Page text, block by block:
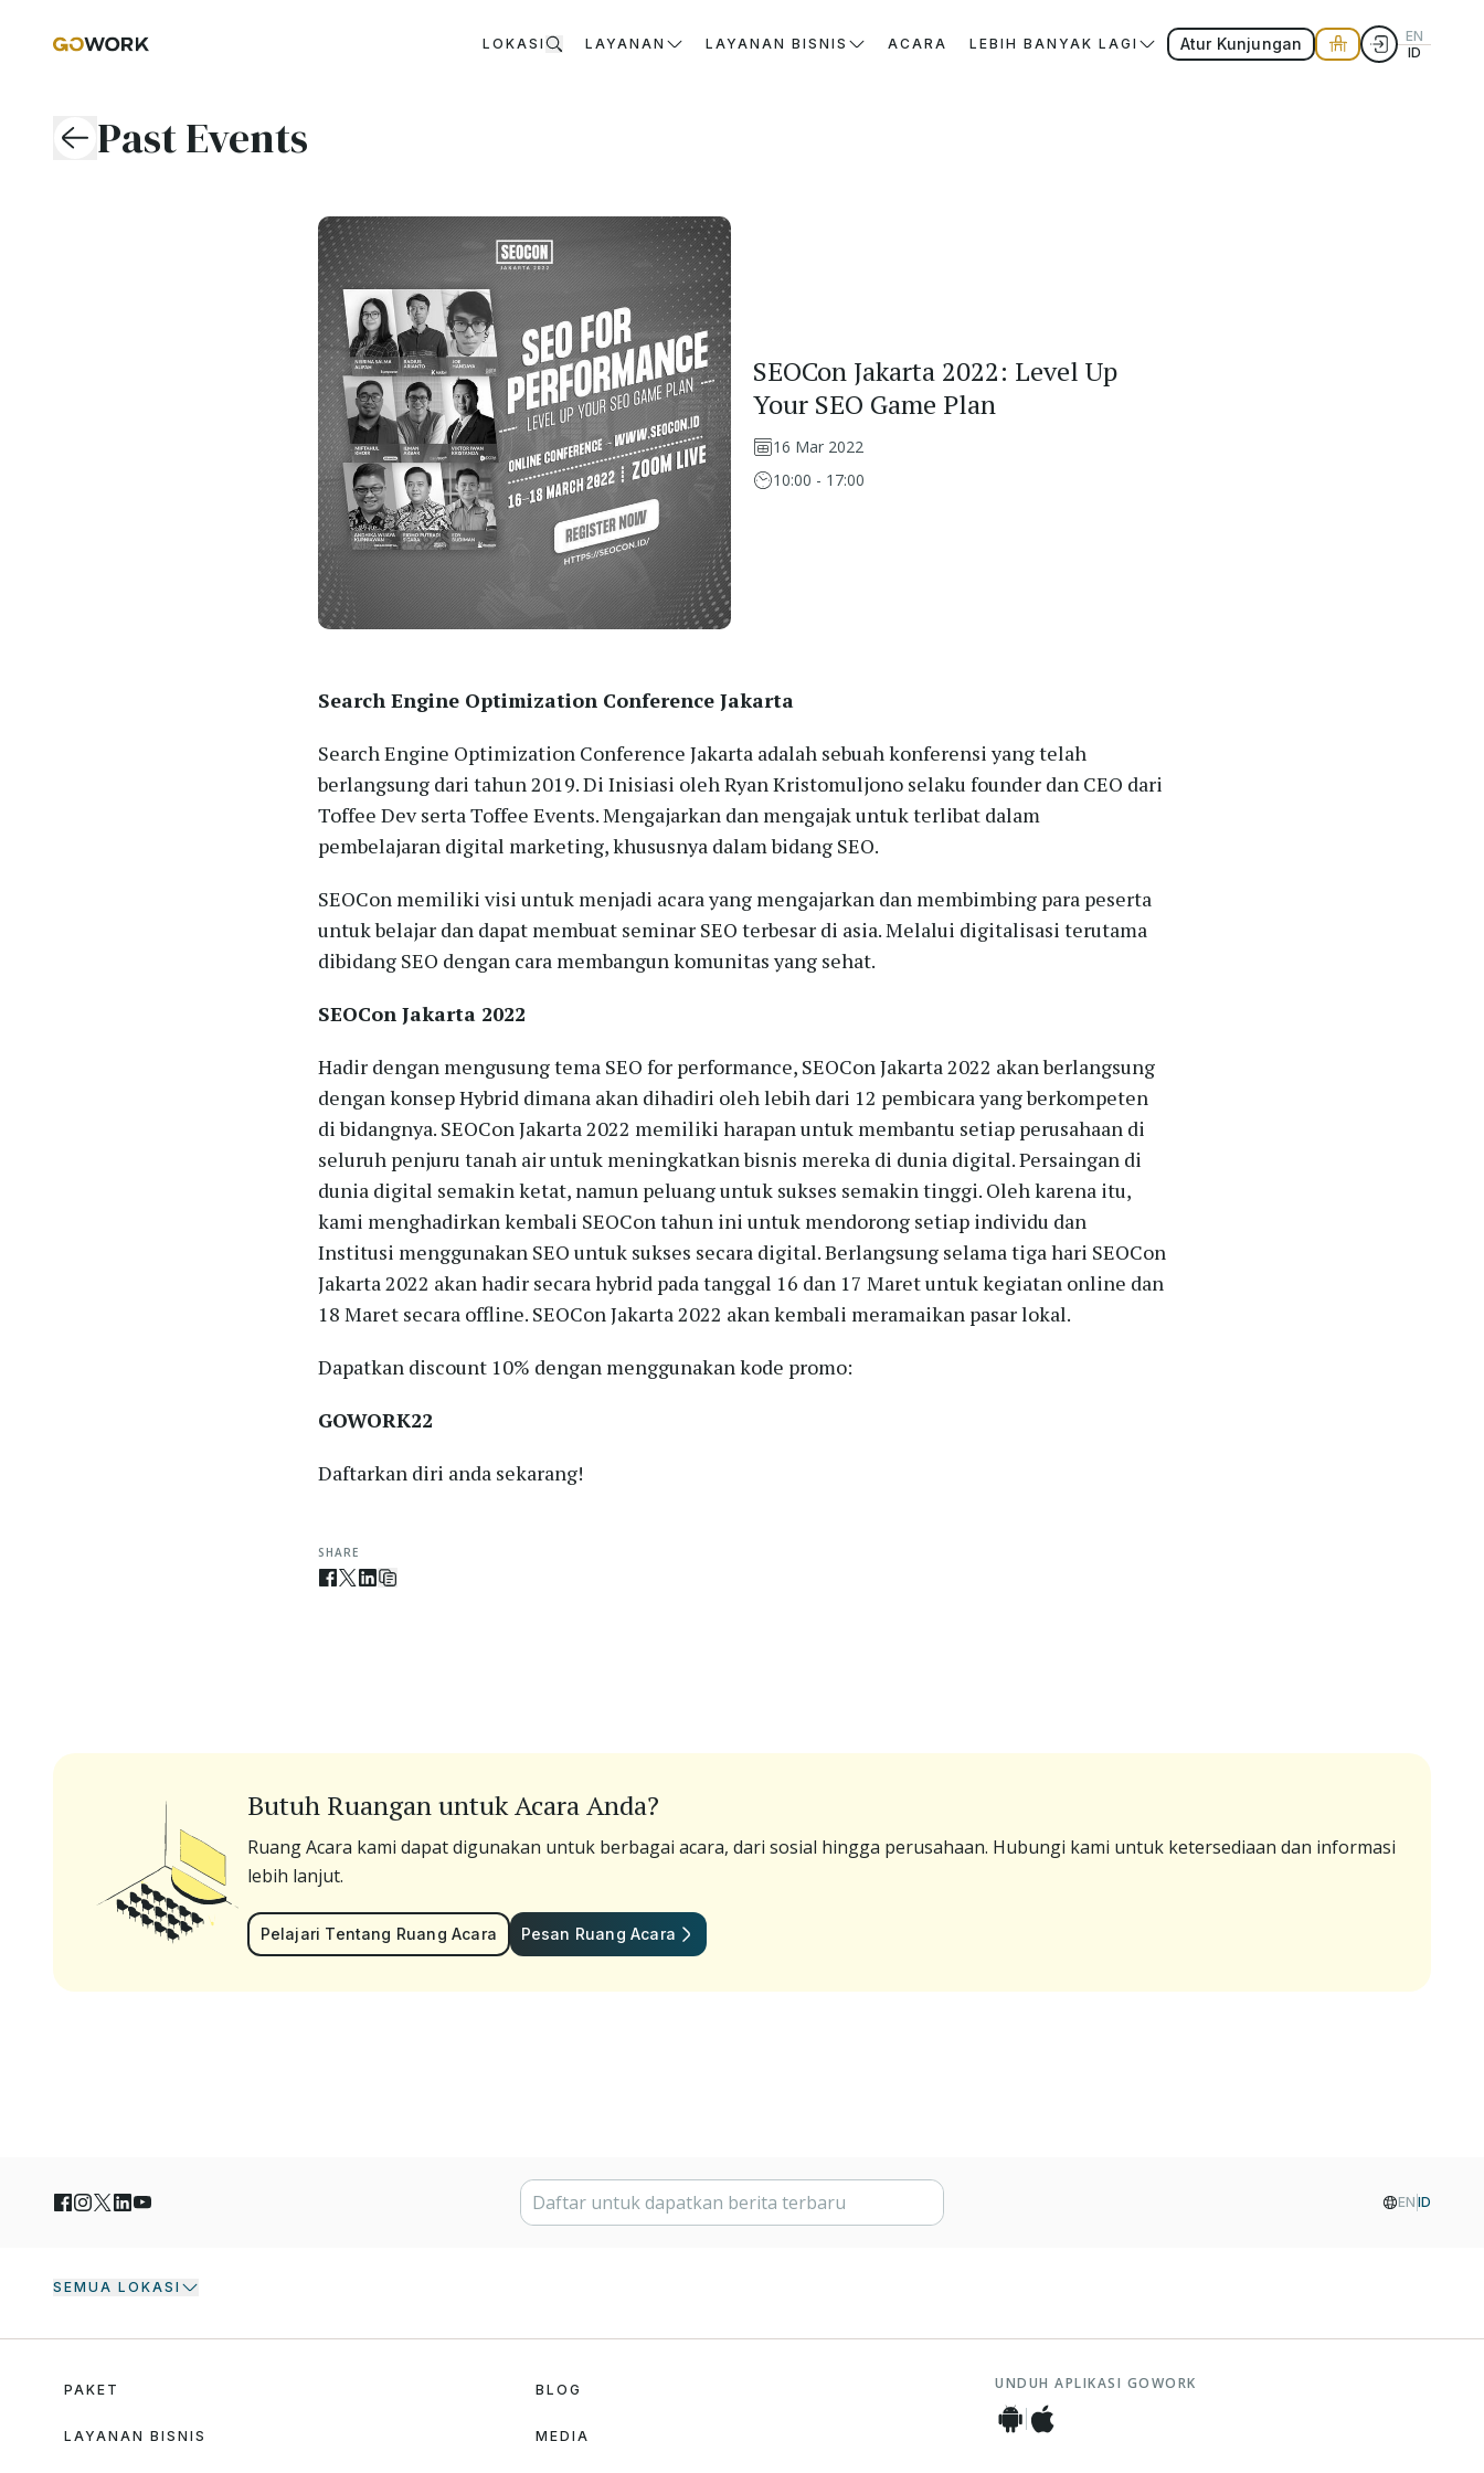
LOKASI LAYANAN LAYANAN BISNIS ACARA LEBIH BANYAK LAGI Atur Kunjungan
EN
ID
Past Events
SEOCon Jakarta 2022: Level Up
Your SEO Game Plan
16 Mar 2022
10:00 - 17:00
Search Engine Optimization Conference Jakarta
Search Engine Optimization Conference Jakarta adalah sebuah konferensi yang telah
berlangsung dari tahun 2019. Di Inisiasi oleh Ryan Kristomuljono selaku founder dan CEO dari
Toffee Dev serta Toffee Events. Mengajarkan dan mengajak untuk terlibat dalam
pembelajaran digital marketing, khususnya dalam bidang SEO.
SEOCon memiliki visi untuk menjadi acara yang mengajarkan dan membimbing para peserta
untuk belajar dan dapat membuat seminar SEO terbesar di asia. Melalui digitalisasi terutama
dibidang SEO dengan cara membangun komunitas yang sehat.
SEOCon Jakarta 2022
Hadir dengan mengusung tema SEO for performance, SEOCon Jakarta 2022 akan berlangsung
dengan konsep Hybrid dimana akan dihadiri oleh lebih dari 12 pembicara yang berkompeten
di bidangnya. SEOCon Jakarta 2022 memiliki harapan untuk membantu setiap perusahaan di
seluruh penjuru tanah air untuk meningkatkan bisnis mereka di dunia digital. Persaingan di
dunia digital semakin ketat, namun peluang untuk sukses semakin tinggi. Oleh karena itu,
kami menghadirkan kembali SEOCon tahun ini untuk mendorong setiap individu dan
Institusi menggunakan SEO untuk sukses secara digital. Berlangsung selama tiga hari SEOCon
Jakarta 2022 akan hadir secara hybrid pada tanggal 16 dan 17 Maret untuk kegiatan online dan
18 Maret secara offline. SEOCon Jakarta 2022 akan kembali meramaikan pasar lokal.
Dapatkan discount 10% dengan menggunakan kode promo:
GOWORK22
Daftarkan diri anda sekarang!
SHARE
Butuh Ruangan untuk Acara Anda?
Ruang Acara kami dapat digunakan untuk berbagai acara, dari sosial hingga perusahaan. Hubungi kami untuk ketersediaan dan informasi
lebih lanjut.
Pelajari Tentang Ruang Acara Pesan Ruang Acara
EN ID
SEMUA LOKASI
PAKET
LAYANAN BISNIS
BLOG
MEDIA
UNDUH APLIKASI GOWORK